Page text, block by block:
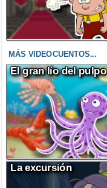
MÁS VIDEOCUENTOS...
El gran lío del pulpo
La excursión